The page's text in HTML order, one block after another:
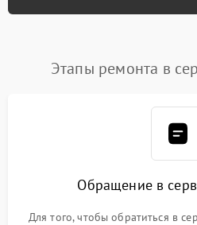
Этапы ремонта в
Обращение в
Для того, чтобы обратиться в